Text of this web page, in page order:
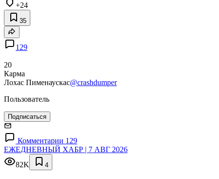
+24
35
129
20
Карма
Лохас Пименаускас@crashdumper
Пользователь
Подписаться
Комментарии 129
ЕЖЕДНЕВНЫЙ ХАБР | 7 АВГ 2026
82K
4